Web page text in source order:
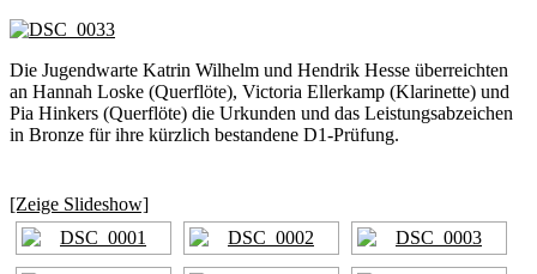
Die Jugendwarte Katrin Wilhelm und Hendrik Hesse überreichten
an Hannah Loske (Querflöte), Victoria Ellerkamp (Klarinette) und
Pia Hinkers (Querflöte) die Urkunden und das Leistungsabzeichen
in Bronze für ihre kürzlich bestandene D1-Prüfung.
[Zeige Slideshow]